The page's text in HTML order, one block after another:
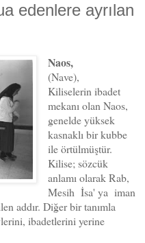
edenlere ayrılan
Naos,
(Nave),
Kiliselerin ibadet
mekanı olan Naos,
genelde yüksek
kasnaklı bir kubbe
ile örtülmüştür.
Kilise; sözcük
anlamı olarak Rab,
Mesih İsa' ya iman
addır. Diğer bir tanımla
ibadetlerini yerine